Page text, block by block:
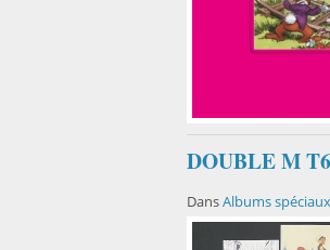
DOUBLE M
DansAlbums spéciaux